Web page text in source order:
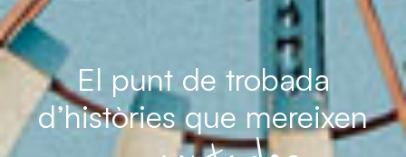
El punt de trobada
d’històries que mereixen